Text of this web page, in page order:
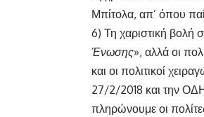
Μπίτολα, απ’ όπου
6) Τη χαριστική βολή
Ένωσης», αλλά οι
και οι πολιτικοί
27/2/2018 και την
πληρώνουμε οι